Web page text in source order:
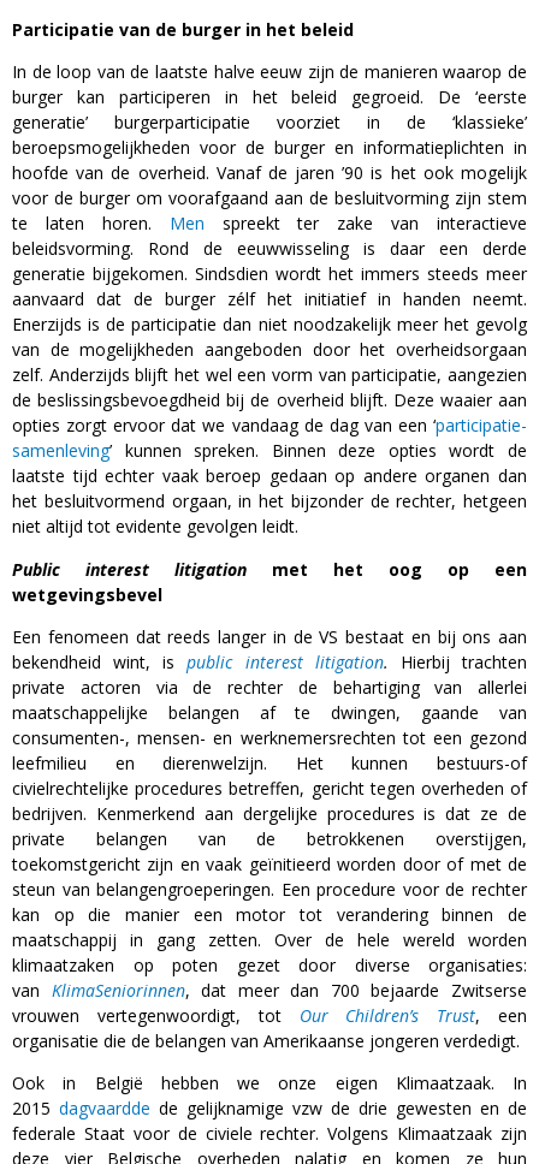
Participatie van de burger in het beleid
In de loop van de laatste halve eeuw zijn de manieren waarop de
burger kan participeren in het beleid gegroeid. De ‘eerste
generatie’ burgerparticipatie voorziet in de ‘klassieke’
beroepsmogelijkheden voor de burger en informatieplichten in
hoofde van de overheid. Vanaf de jaren ’90 is het ook mogelijk
voor de burger om voorafgaand aan de besluitvorming zijn stem
te laten horen. Men spreekt ter zake van interactieve
beleidsvorming. Rond de eeuwwisseling is daar een derde
generatie bijgekomen. Sindsdien wordt het immers steeds meer
aanvaard dat de burger zélf het initiatief in handen neemt.
Enerzijds is de participatie dan niet noodzakelijk meer het gevolg
van de mogelijkheden aangeboden door het overheidsorgaan
zelf. Anderzijds blijft het wel een vorm van participatie, aangezien
de beslissingsbevoegdheid bij de overheid blijft. Deze waaier aan
opties zorgt ervoor dat we vandaag de dag van een ‘participatie-
samenleving’ kunnen spreken. Binnen deze opties wordt de
laatste tijd echter vaak beroep gedaan op andere organen dan
het besluitvormend orgaan, in het bijzonder de rechter, hetgeen
niet altijd tot evidente gevolgen leidt.
Public interest litigation met het oog op een
wetgevingsbevel
Een fenomeen dat reeds langer in de VS bestaat en bij ons aan
bekendheid wint, ispublic interest litigation. Hierbij trachten
private actoren via de rechter de behartiging van allerlei
maatschappelijke belangen af te dwingen, gaande van
consumenten-, mensen- en werknemersrechten tot een gezond
leefmilieu en dierenwelzijn. Het kunnen bestuurs-of
civielrechtelijke procedures betreffen, gericht tegen overheden of
bedrijven. Kenmerkend aan dergelijke procedures is dat ze de
private belangen van de betrokkenen overstijgen,
toekomstgericht zijn en vaak geïnitieerd worden door of met de
steun van belangengroeperingen. Een procedure voor de rechter
kan op die manier een motor tot verandering binnen de
maatschappij in gang zetten. Over de hele wereld worden
klimaatzaken op poten gezet door diverse organisaties:
van KlimaSeniorinnen, dat meer dan 700 bejaarde Zwitserse
vrouwen vertegenwoordigt, tot Our Children’s Trust, een
organisatie die de belangen van Amerikaanse jongeren verdedigt.
Ook in België hebben we onze eigen Klimaatzaak. In
2015 dagvaardde de gelijknamige vzw de drie gewesten en de
federale Staat voor de civiele rechter. Volgens Klimaatzaak zijn
deze vier Belgische overheden nalatig en komen ze hun